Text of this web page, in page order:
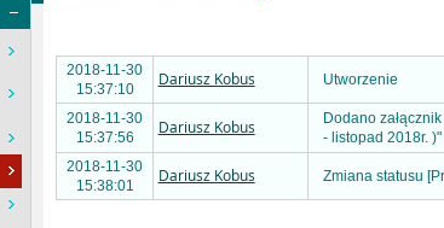
2018-11-30
15:37:10
Dariusz Kobus Utworzenie
2018-11-30
15:37:56
Dariusz Kobus
Dodano
- listopad 2018r.
2018-11-30
15:38:01
Dariusz Kobus Zmiana statusu